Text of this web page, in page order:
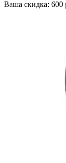
Ваша скидка: 600